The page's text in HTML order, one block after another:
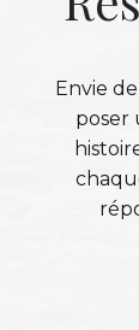
Envie
poser